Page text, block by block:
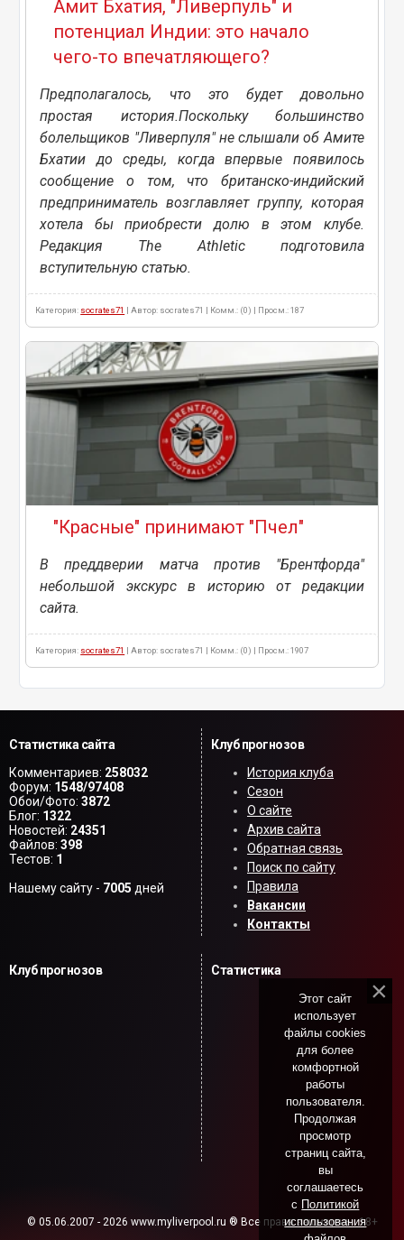
Амит Бхатия, "Ливерпуль" и
потенциал Индии: это начало
чего-то впечатляющего?
Предполагалось, что это будет довольно
простая история.Поскольку большинство
болельщиков "Ливерпуля" не слышали об Амите
Бхатии до среды, когда впервые появилось
сообщение о том, что британско-индийский
предприниматель возглавляет группу, которая
хотела бы приобрести долю в этом клубе.
Редакция The Athletic подготовила
вступительную статью.
Категория: socrates71 | Автор: socrates71 | Комм.: (0) | Просм.: 187
"Красные" принимают "Пчел"
В преддверии матча против "Брентфорда"
небольшой экскурс в историю от редакции
сайта.
Категория: socrates71 | Автор: socrates71 | Комм.: (0) | Просм.: 1907
Статистика сайта
Комментариев: 258032
Форум: 1548/97408
Обои/Фото: 3872
Блог: 1322
Новостей: 24351
Файлов: 398
Тестов: 1
Нашему сайту - 7005 дней
Клуб прогнозов
История клуба
Сезон
О сайте
Архив сайта
Обратная связь
Поиск по сайту
Правила
Вакансии
Контакты
Клуб прогнозов Статистика
© 05.06.2007 - 2026 www.myliverpool.ru ® Все права защищены. 18+
Этот сайт
использует
файлы cookies
для более
комфортной
работы
пользователя.
Продолжая
просмотр
страниц сайта,
вы
соглашаетесь
с Политикой
использования